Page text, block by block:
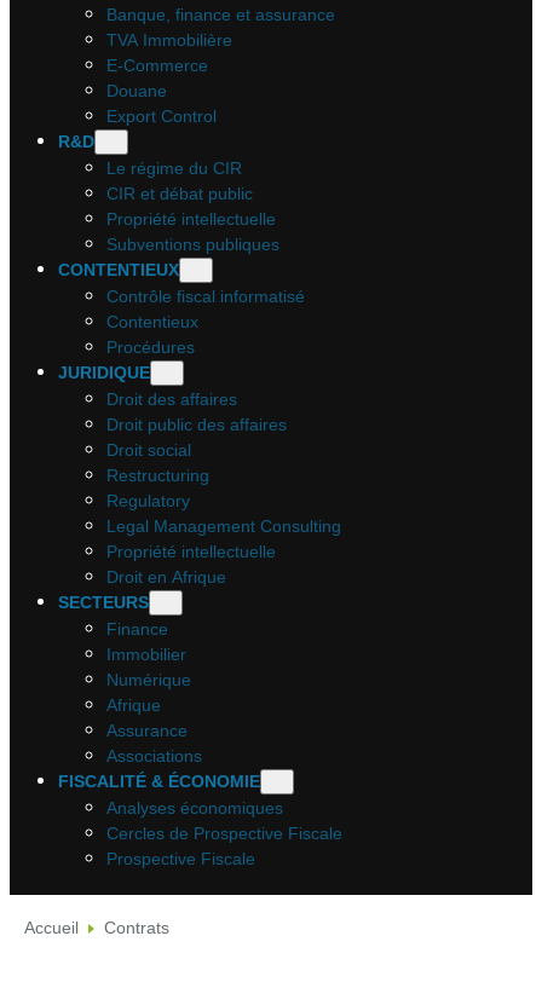
Banque, finance et assurance
TVA Immobilière
E-Commerce
Douane
Export Control
R&D
Le régime du CIR
CIR et débat public
Propriété intellectuelle
Subventions publiques
CONTENTIEUX
Contrôle fiscal informatisé
Contentieux
Procédures
JURIDIQUE
Droit des affaires
Droit public des affaires
Droit social
Restructuring
Regulatory
Legal Management Consulting
Propriété intellectuelle
Droit en Afrique
SECTEURS
Finance
Immobilier
Numérique
Afrique
Assurance
Associations
FISCALITÉ & ÉCONOMIE
Analyses économiques
Cercles de Prospective Fiscale
Prospective Fiscale
Accueil Contrats